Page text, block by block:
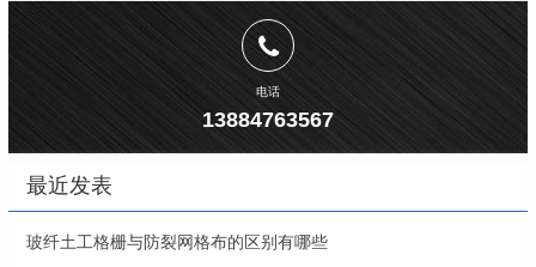
电话
13884763567
最近发表
玻纤土工格栅与防裂网格布的区别有哪些